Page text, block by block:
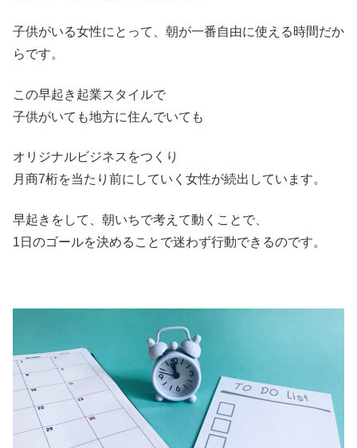
子供がいる女性にとって、朝が一番自由に使える時間だか
らです。
この早起き起業スタイルで
子供がいても地方に住んでいても
オリジナルビジネスをつくり
月商7桁を当たり前にしていく女性が続出しています。
早起きをして、朝いちで考えて動くことで、
1日のゴールを決めることで迷わず行動できるのです。